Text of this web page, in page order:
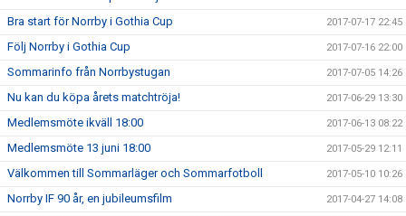
Bra start för Norrby i Gothia Cup 2017-07-17 22:45
Följ Norrby i Gothia Cup 2017-07-16 22:00
Sommarinfo från Norrbystugan 2017-07-05 14:26
Nu kan du köpa årets matchtröja! 2017-06-29 13:30
Medlemsmöte ikväll 18:00 2017-06-13 08:22
Medlemsmöte 13 juni 18:00 2017-05-29 12:11
Välkommen till Sommarläger och Sommarfotboll 2017-05-10 10:26
Norrby IF 90 år, en jubileumsfilm 2017-04-27 14:08